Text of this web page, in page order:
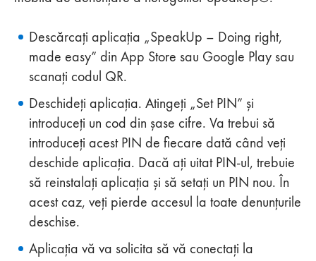
Descărcați aplicația „SpeakUp – Doing right,
made easy” din App Store sau Google Play sau
scanați codul QR.
Deschideți aplicația. Atingeți „Set PIN” și
introduceți un cod din șase cifre. Va trebui să
introduceți acest PIN de fiecare dată când veți
deschide aplicația. Dacă ați uitat PIN-ul, trebuie
să reinstalați aplicația și să setați un PIN nou. În
acest caz, veți pierde accesul la toate denunțurile
deschise.
Aplicația vă va solicita să vă conectați la